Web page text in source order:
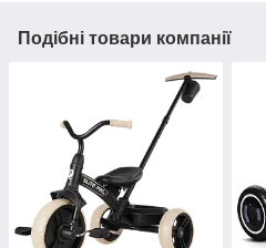
Подібні товари компанії